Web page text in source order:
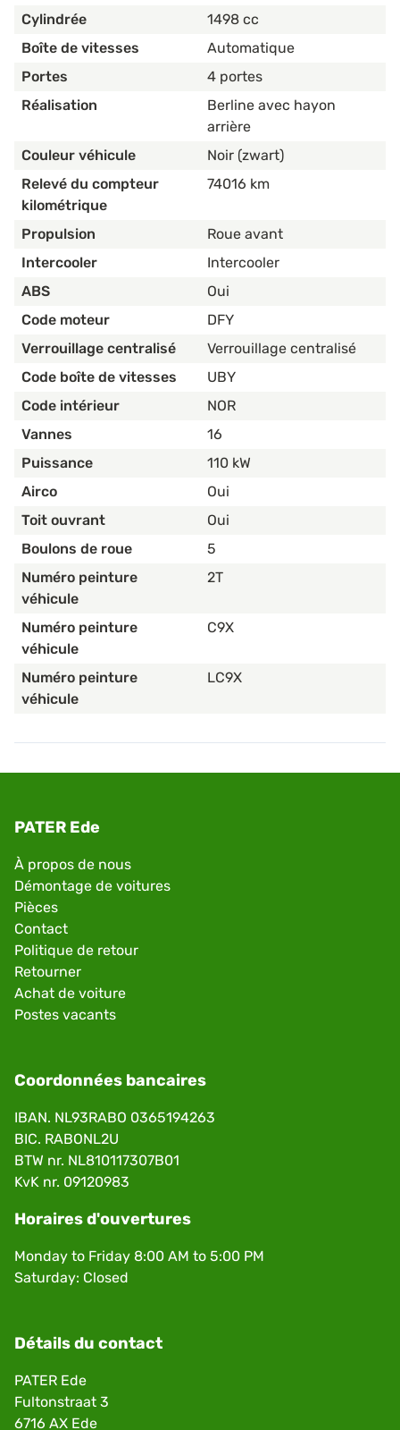
Cylindrée
1498 cc
Boîte de vitesses
Automatique
Portes
4 portes
Réalisation
Berline avec hayon
arrière
Couleur véhicule
Noir (zwart)
Relevé du compteur
kilométrique
74016 km
Propulsion
Roue avant
Intercooler
Intercooler
ABS
Oui
Code moteur
DFY
Verrouillage centralisé
Verrouillage centralisé
Code boîte de vitesses
UBY
Code intérieur
NOR
Vannes
16
Puissance
110 kW
Airco
Oui
Toit ouvrant
Oui
Boulons de roue
5
Numéro peinture
véhicule
2T
Numéro peinture
véhicule
C9X
Numéro peinture
véhicule
LC9X
PATER Ede
À propos de nous
Démontage de voitures
Pièces
Contact
Politique de retour
Retourner
Achat de voiture
Postes vacants
Coordonnées bancaires
IBAN. NL93RABO 0365194263
BIC. RABONL2U
BTW nr. NL810117307B01
KvK nr. 09120983
Horaires d'ouvertures
Monday to Friday 8:00 AM to 5:00 PM
Saturday: Closed
Détails du contact
PATER Ede
Fultonstraat 3
6716 AX Ede